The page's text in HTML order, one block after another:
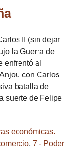
II (sin dejar
la Guerra de
enfrentó al
con Carlos
batalla de
suerte de Felipe
económicas.
, 7.- Poder